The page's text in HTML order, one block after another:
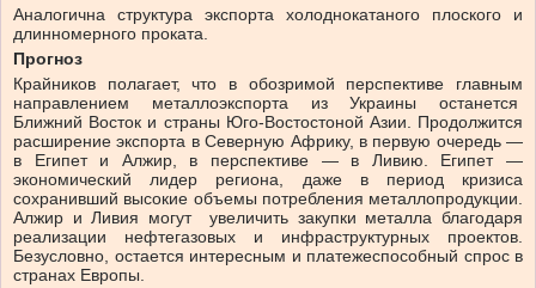
Аналогична структура экспорта холоднокатаного плоского и
длинномерного проката.
Прогноз
Крайников полагает, что в обозримой перспективе главным
направлением металлоэкспорта из Украины останется
Ближний Восток и страны Юго-Востостоной Азии. Продолжится
расширение экспорта в Северную Африку, в первую очередь —
в Египет и Алжир, в перспективе — в Ливию. Египет —
экономический лидер региона, даже в период кризиса
сохранивший высокие объемы потребления металлопродукции.
Алжир и Ливия могут увеличить закупки металла благодаря
реализации нефтегазовых и инфраструктурных проектов.
Безусловно, остается интересным и платежеспособный спрос в
странах Европы.